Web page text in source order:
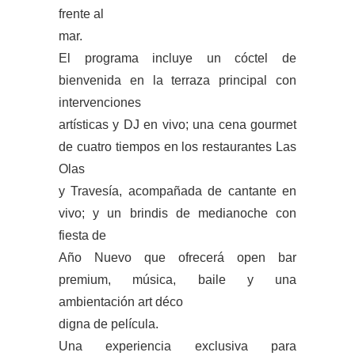
frente al
mar.
El programa incluye un cóctel de
bienvenida en la terraza principal con
intervenciones
artísticas y DJ en vivo; una cena gourmet
de cuatro tiempos en los restaurantes Las
Olas
y Travesía, acompañada de cantante en
vivo; y un brindis de medianoche con
fiesta de
Año Nuevo que ofrecerá open bar
premium, música, baile y una
ambientación art déco
digna de película.
Una experiencia exclusiva para